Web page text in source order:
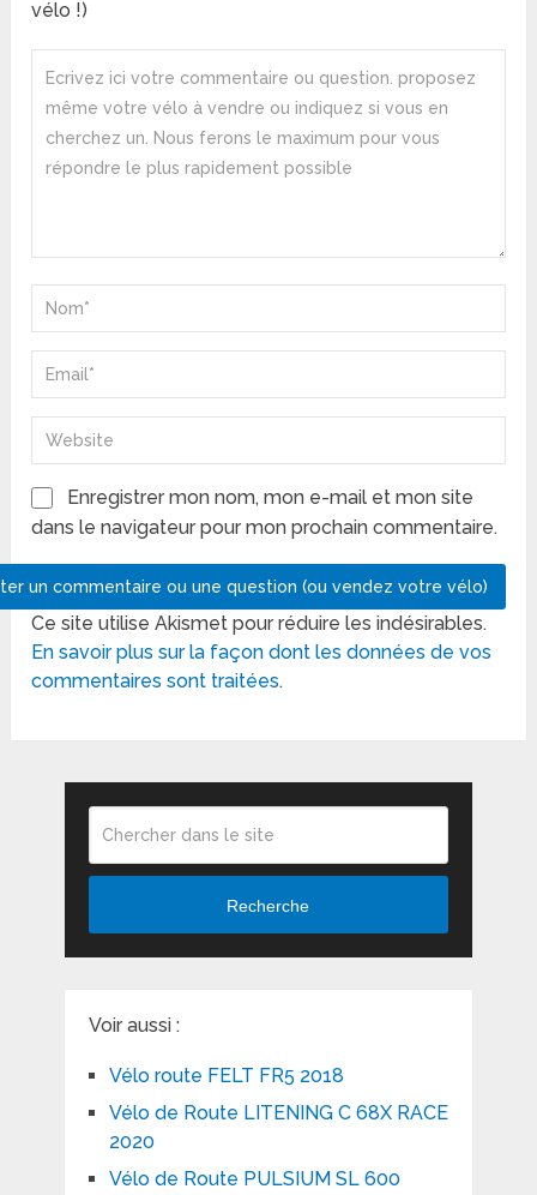
vélo !)
Enregistrer mon nom, mon e-mail et mon site
dans le navigateur pour mon prochain commentaire.
Ce site utilise Akismet pour réduire les indésirables.
En savoir plus sur la façon dont les données de vos
commentaires sont traitées.
Recherche
Voir aussi :
Vélo route FELT FR5 2018
Vélo de Route LITENING C 68X RACE
2020
Vélo de Route PULSIUM SL 600